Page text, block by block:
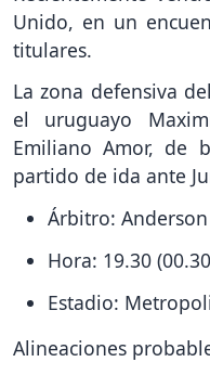
Unido, en un
titulares.
La zona defensiva
el uruguayo
Emiliano Amor, de
partido de ida ante
Árbitro:
Hora: 19.30
Estadio:
Alineaciones